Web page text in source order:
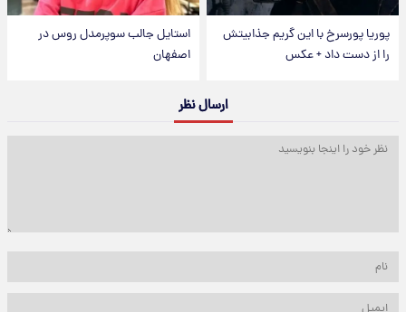
پوریا پورسرخ با این گریم جذابیتش
را از دست داد + عکس
استایل جالب سوپرمدل روس در
اصفهان
ارسال نظر